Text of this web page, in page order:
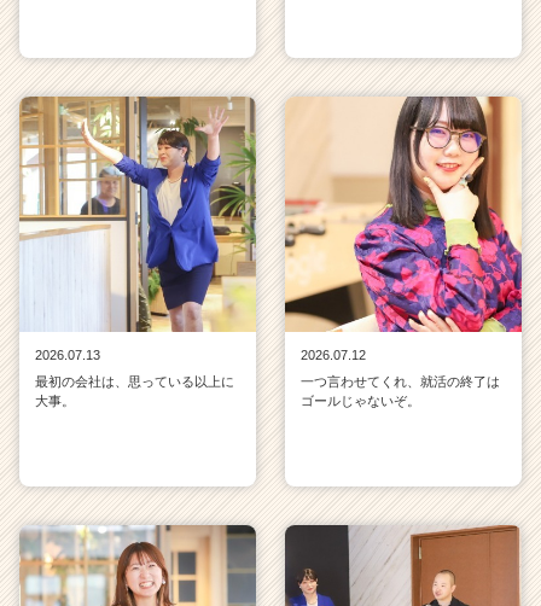
2026.07.13
最初の会社は、思っている以上に
大事。
2026.07.12
一つ言わせてくれ、就活の終了は
ゴールじゃないぞ。